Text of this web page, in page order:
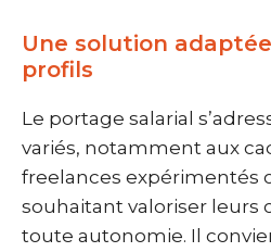
Une solution
profils
Le portage salarial
variés, notamment aux
freelances expérimentés
souhaitant valoriser leurs
toute autonomie. Il